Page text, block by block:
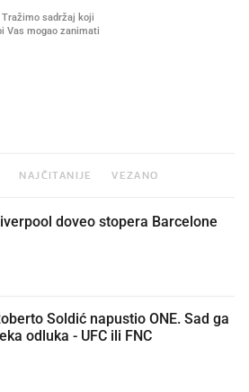
NAJČITANIJE VEZANO
doveo stopera Barcelone
Soldić napustio ONE. Sad ga
odluka - UFC ili FNC